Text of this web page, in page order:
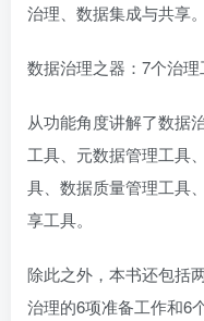
治理、数据集成与共享。
数据治理之器：7个治
从功能角度讲解了数据
工具、元数据管理工具
具、数据质量管理工具
享工具。
除此之外，本书还包括
治理的6项准备工作和6